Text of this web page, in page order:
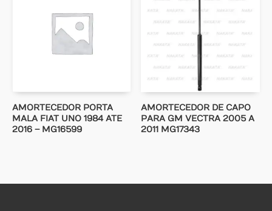
AMORTECEDOR PORTA
MALA FIAT UNO 1984 ATE
2016 – MG16599
AMORTECEDOR DE CAPO
PARA GM VECTRA 2005 A
2011 MG17343